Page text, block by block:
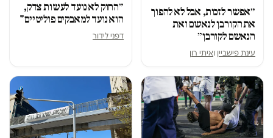
״אפשר לזכות, אבל לא להפוך
את הקורבן לנאשם ואת
הנאשם לקורבן״
עינת פישביין ואיתי רון
״החוק לא נועד לעשות צדק,
הוא נועד למאבקים פוליטיים"
דפני לידור